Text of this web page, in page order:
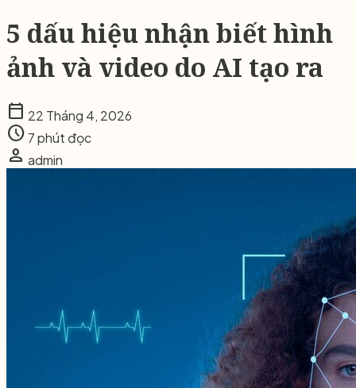
5 dấu hiệu nhận biết hình
ảnh và video do AI tạo ra
calendar_today 22 Tháng 4, 2026
schedule 7 phút đọc
person admin